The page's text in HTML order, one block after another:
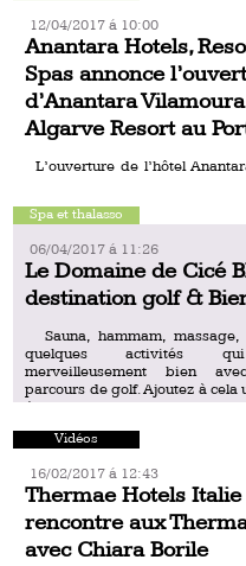
12/04/2017 á 10:00
Anantara Hotels,
Spas annonce
d’Anantara Vilamoura
Algarve Resort au
L’ouverture de l’hôtel
marque l’arrivée en Europe
hôtelier thaïlandais,
Spa et thalasso
06/04/2017 á 11:26
Le Domaine de Cicé
destination golf &
Sauna, hammam,
quelques activités
merveilleusement bien
parcours de golf. Ajoutez à cela
éco-conçu, une cuisine saine et
Vidéos
16/02/2017 á 12:43
Thermae Hotels Italie
rencontre aux
avec Chiara Borile